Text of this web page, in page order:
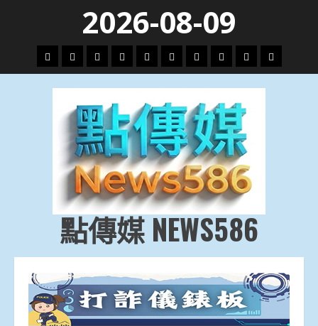
content
2026-08-09
頭
條
財
經
地
方.
會
文
教.
技
專
題
娛
樂
劇
政
治
國
際
運
動
生
活
點傳媒 NEWS586